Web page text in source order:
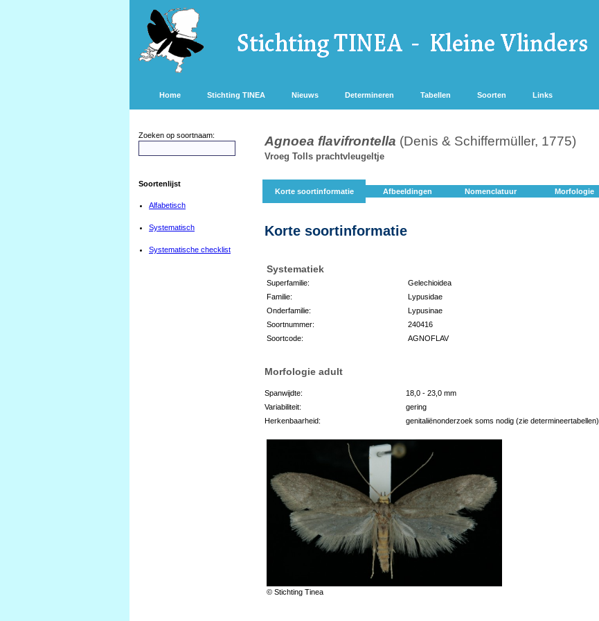
Home Stichting TINEA Nieuws Determineren Tabellen Soorten Links
Zoeken op soortnaam:
Soortenlijst
Alfabetisch
Systematisch
Systematische checklist
Agnoea flavifrontella (Denis & Schiffermüller, 1775)
Vroeg Tolls prachtvleugeltje
Korte soortinformatie Afbeeldingen Nomenclatuur Morfologie
Korte soortinformatie
Systematiek
Superfamilie:
Gelechioidea
Familie:
Lypusidae
Onderfamilie:
Lypusinae
Soortnummer:
240416
Soortcode:
AGNOFLAV
Morfologie adult
Spanwijdte:
18,0 - 23,0 mm
Variabiliteit:
gering
Herkenbaarheid:
genitaliënonderzoek soms nodig (zie determineertabellen)
© Stichting Tinea